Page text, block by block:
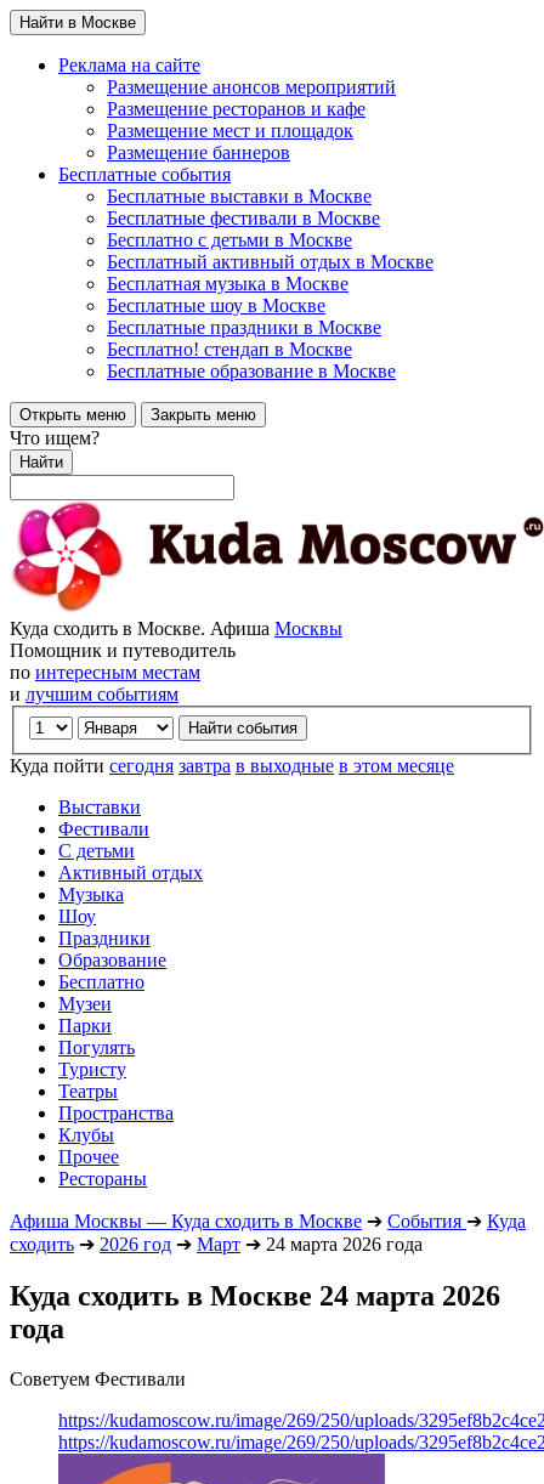
Найти в Москве
Реклама на сайте
Размещение анонсов мероприятий
Размещение ресторанов и кафе
Размещение мест и площадок
Размещение баннеров
Бесплатные события
Бесплатные выставки в Москве
Бесплатные фестивали в Москве
Бесплатно с детьми в Москве
Бесплатный активный отдых в Москве
Бесплатная музыка в Москве
Бесплатные шоу в Москве
Бесплатные праздники в Москве
Бесплатно! стендап в Москве
Бесплатные образование в Москве
Открыть меню Закрыть меню
Что ищем?
Найти
Куда сходить в Москве. Афиша Москвы
Помощник и путеводитель
по интересным местам
и лучшим событиям
Куда пойти сегодня завтра в выходные в этом месяце
Выставки
Фестивали
С детьми
Активный отдых
Музыка
Шоу
Праздники
Образование
Бесплатно
Музеи
Парки
Погулять
Туристу
Театры
Пространства
Клубы
Прочее
Рестораны
Афиша Москвы — Куда сходить в Москве ➔ События ➔ Куда
сходить ➔ 2026 год ➔ Март ➔ 24 марта 2026 года
Куда сходить в Москве 24 марта 2026
года
Советуем Фестивали
https://kudamoscow.ru/image/269/250/uploads/
https://kudamoscow.ru/image/269/250/uploads/